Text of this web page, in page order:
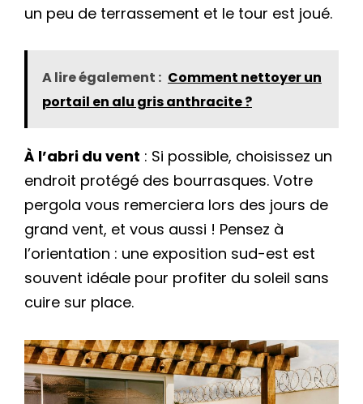
un peu de terrassement et le tour est joué.
A lire également : Comment nettoyer un
portail en alu gris anthracite ?
À l’abri du vent : Si possible, choisissez un
endroit protégé des bourrasques. Votre
pergola vous remerciera lors des jours de
grand vent, et vous aussi ! Pensez à
l’orientation : une exposition sud-est est
souvent idéale pour profiter du soleil sans
cuire sur place.